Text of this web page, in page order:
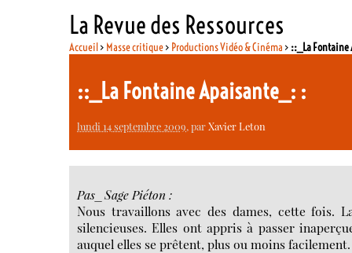
La Revue des Ressources
Accueil> Masse critique> Productions Vidéo & Cinéma > ::_La
::_La Fontaine Apaisante_: :
lundi 14 septembre 2009, parXavier Leton
Pas_Sage Piéton :
Nous travaillons avec des dames, cette fois.
silencieuses. Elles ont appris à passer
auquel elles se prêtent, plus ou moins facilement.